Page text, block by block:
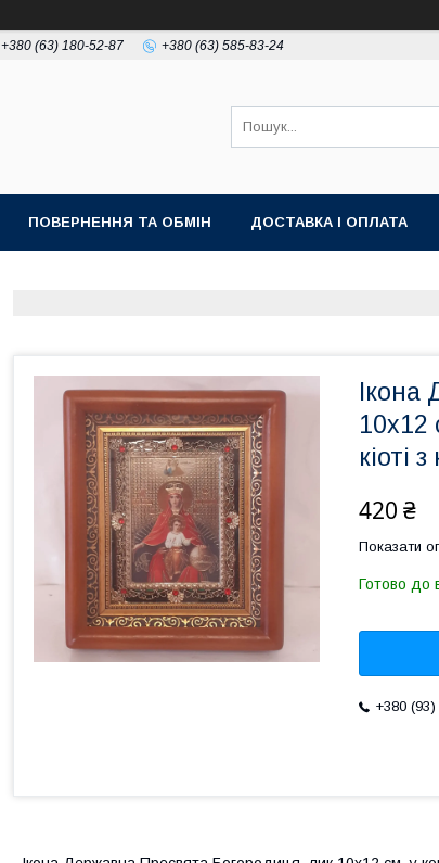
+380 (63) 180-52-87 +380 (63) 585-83-24
ПОВЕРНЕННЯ ТА ОБМІН ДОСТАВКА І ОПЛАТА
Ікона
10х12
кіоті
420 ₴
Показати
Готово до
+380